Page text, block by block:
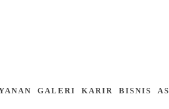
GALERI KARIR BISNIS